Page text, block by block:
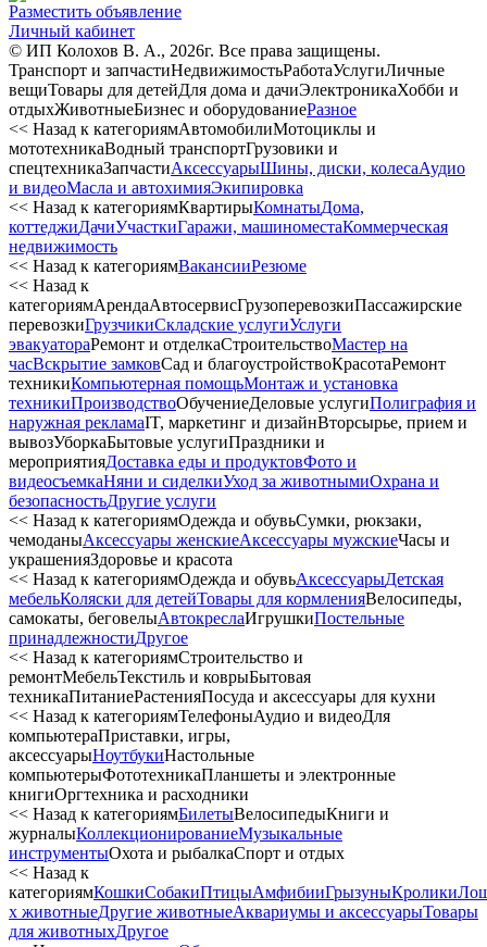
Разместить объявление
Личный кабинет
© ИП Колохов В. А., 2026г. Все права защищены.
Транспорт и запчастиНедвижимостьРаботаУслугиЛичные
вещиТовары для детейДля дома и дачиЭлектроникаХобби и
отдыхЖивотныеБизнес и оборудованиеРазное
<< Назад к категориямАвтомобилиМотоциклы и
мототехникаВодный транспортГрузовики и
спецтехникаЗапчастиАксессуарыШины, диски, колесаАудио
и видеоМасла и автохимияЭкипировка
<< Назад к категориямКвартирыКомнатыДома,
коттеджиДачиУчасткиГаражи, машиноместаКоммерческая
недвижимость
<< Назад к категориямВакансииРезюме
<< Назад к
категориямАрендаАвтосервиcГрузоперевозкиПассажирские
перевозкиГрузчикиСкладские услугиУслуги
эвакуатораРемонт и отделкаСтроительствоМастер на
часВскрытие замковСад и благоустройствоКрасотаРемонт
техникиКомпьютерная помощьМонтаж и установка
техникиПроизводствоОбучениеДеловые услугиПолиграфия и
наружная рекламаIT, маркетинг и дизайнВторсырье, прием и
вывозУборкаБытовые услугиПраздники и
мероприятияДоставка еды и продуктовФото и
видеосъемкаНяни и сиделкиУход за животнымиОхрана и
безопасностьДругие услуги
<< Назад к категориямОдежда и обувьСумки, рюкзаки,
чемоданыАксессуары женскиеАксессуары мужскиеЧасы и
украшенияЗдоровье и красота
<< Назад к категориямОдежда и обувьАксессуарыДетская
мебельКоляски для детейТовары для кормленияВелосипеды,
самокаты, беговелыАвтокреслаИгрушкиПостельные
принадлежностиДругое
<< Назад к категориямСтроительство и
ремонтМебельТекстиль и коврыБытовая
техникаПитаниеРастенияПосуда и аксессуары для кухни
<< Назад к категориямТелефоныАудио и видеоДля
компьютераПриставки, игры,
аксессуарыНоутбукиНастольные
компьютерыФототехникаПланшеты и электронные
книгиОргтехника и расходники
<< Назад к категориямБилетыВелосипедыКниги и
журналыКоллекционированиеМузыкальные
инструментыОхота и рыбалкаСпорт и отдых
<< Назад к
категориямКошкиСобакиПтицыАмфибииГрызуныКролики
х животныеДругие животныеАквариумы и аксессуарыТовары
для животныхДругое